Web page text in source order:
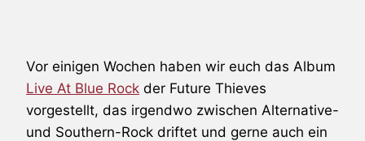
Vor einigen Wochen haben wir euch das Album
Live At Blue Rock der Future Thieves
vorgestellt, das irgendwo zwischen Alternative-
und Southern-Rock driftet und gerne auch ein